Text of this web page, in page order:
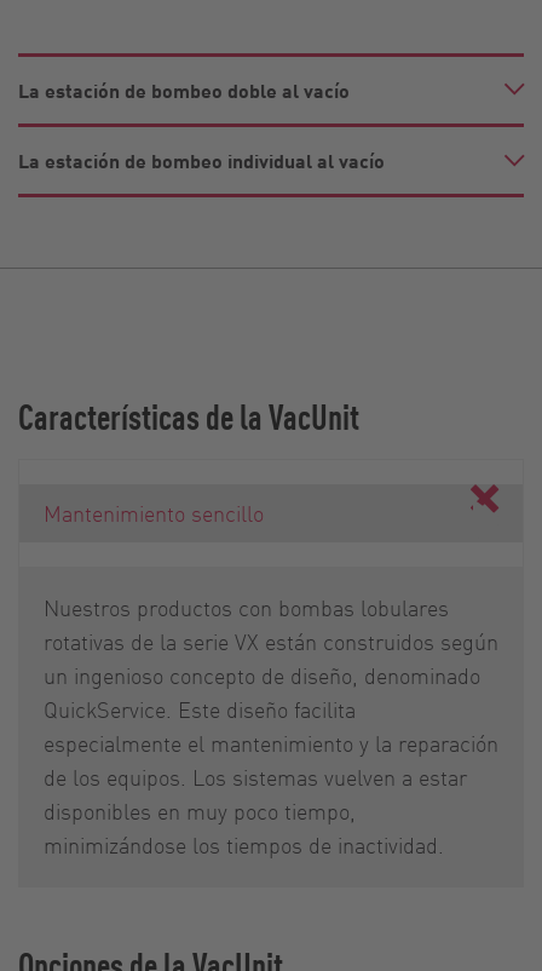
La estación de bombeo doble al vacío
La estación de bombeo individual al vacío
Características de la VacUnit
Mantenimiento sencillo
Nuestros productos con bombas lobulares
rotativas de la serie VX están construidos según
un ingenioso concepto de diseño, denominado
QuickService. Este diseño facilita
especialmente el mantenimiento y la reparación
de los equipos. Los sistemas vuelven a estar
disponibles en muy poco tiempo,
minimizándose los tiempos de inactividad.